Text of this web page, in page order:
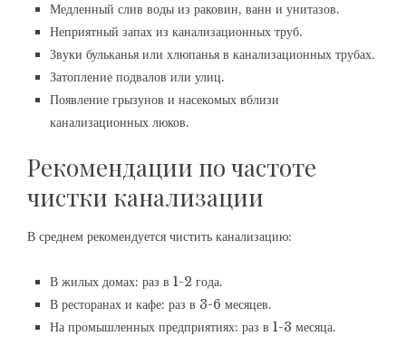
Медленный слив воды из раковин, ванн и унитазов.
Неприятный запах из канализационных труб.
Звуки бульканья или хлюпанья в канализационных трубах.
Затопление подвалов или улиц.
Появление грызунов и насекомых вблизи
канализационных люков.
Рекомендации по частоте
чистки канализации
В среднем рекомендуется чистить канализацию:
В жилых домах: раз в 1-2 года.
В ресторанах и кафе: раз в 3-6 месяцев.
На промышленных предприятиях: раз в 1-3 месяца.